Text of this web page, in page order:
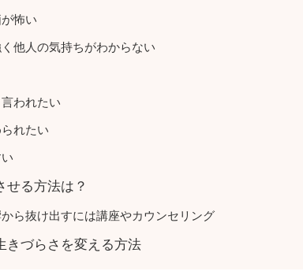
怖い
他人の気持ちがわからない
われたい
れたい
せる方法は？
ら抜け出すには講座やカウンセリング
きづらさを変える方法